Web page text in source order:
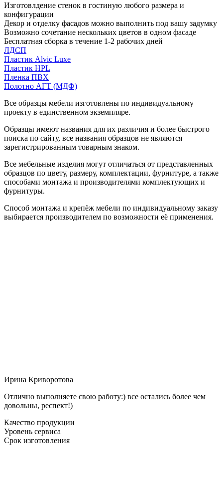
Изготовлдение стенок в гостиную любого размера и
конфигурации
Декор и отделку фасадов можно выполнить под вашу задумку
Возможно сочетание нескольких цветов в одном фасаде
Бесплатная сборка в течение 1-2 рабочих дней
ЛДСП
Пластик Alvic Luxe
Пластик HPL
Пленка ПВХ
Полотно АГТ (МДФ)
Все образцы мебели изготовлены по индивидуальному
проекту в единственном экземпляре.
Образцы имеют названия для их различия и более быстрого
поиска по сайту, все названия образцов не являются
зарегистрированным товарным знаком.
Все мебельные изделия могут отличаться от представленных
образцов по цвету, размеру, комплектации, фурнитуре, а также
способами монтажа и производителями комплектующих и
фурнитуры.
Способ монтажа и крепёж мебели по индивидуальному заказу
выбирается производителем по возможности её применения.
Ирина Криворотова
Отлично выполняете свою работу:) все остались более чем
довольны, респект!)
Качество продукции
Уровень сервиса
Срок изготовления